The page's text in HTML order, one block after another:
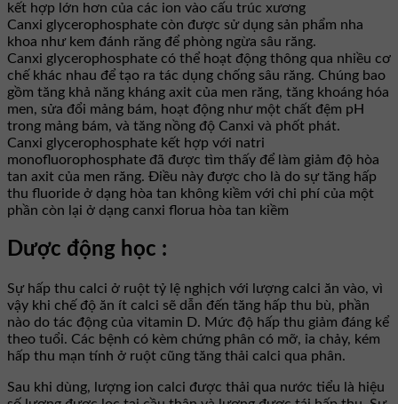
kết hợp lớn hơn của các ion vào cấu trúc xương
Canxi glycerophosphate còn được sử dụng sản phẩm nha
khoa như kem đánh răng để phòng ngừa sâu răng.
Canxi glycerophosphate có thể hoạt động thông qua nhiều cơ
chế khác nhau để tạo ra tác dụng chống sâu răng. Chúng bao
gồm tăng khả năng kháng axit của men răng, tăng khoáng hóa
men, sửa đổi mảng bám, hoạt động như một chất đệm pH
trong mảng bám, và tăng nồng độ Canxi và phốt phát.
Canxi glycerophosphate kết hợp với natri
monofluorophosphate đã được tìm thấy để làm giảm độ hòa
tan axit của men răng. Điều này được cho là do sự tăng hấp
thu fluoride ở dạng hòa tan không kiềm với chi phí của một
phần còn lại ở dạng canxi florua hòa tan kiềm
Dược động học :
Sự hấp thu calci ở ruột tỷ lệ nghịch với lượng calci ăn vào, vì
vậy khi chế độ ăn ít calci sẽ dẫn đến tăng hấp thu bù, phần
nào do tác động của vitamin D. Mức độ hấp thu giảm đáng kể
theo tuổi. Các bệnh có kèm chứng phân có mỡ, ỉa chảy, kém
hấp thu mạn tính ở ruột cũng tăng thải calci qua phân.
Sau khi dùng, lượng ion calci được thải qua nước tiểu là hiệu